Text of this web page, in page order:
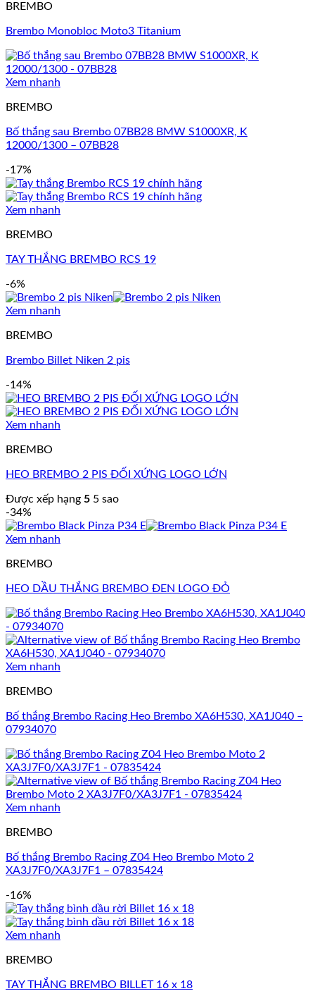
BREMBO
Brembo Monobloc Moto3 Titanium
Xem nhanh
BREMBO
Bố thắng sau Brembo 07BB28 BMW S1000XR, K
12000/1300 – 07BB28
-17%
Xem nhanh
BREMBO
TAY THẮNG BREMBO RCS 19
-6%
Xem nhanh
BREMBO
Brembo Billet Niken 2 pis
-14%
Xem nhanh
BREMBO
HEO BREMBO 2 PIS ĐỐI XỨNG LOGO LỚN
Được xếp hạng 5 5 sao
-34%
Xem nhanh
BREMBO
HEO DẦU THẮNG BREMBO ĐEN LOGO ĐỎ
Xem nhanh
BREMBO
Bố thắng Brembo Racing Heo Brembo XA6H530, XA1J040 –
07934070
Xem nhanh
BREMBO
Bố thắng Brembo Racing Z04 Heo Brembo Moto 2
XA3J7F0/XA3J7F1 – 07835424
-16%
Xem nhanh
BREMBO
TAY THẮNG BREMBO BILLET 16 x 18